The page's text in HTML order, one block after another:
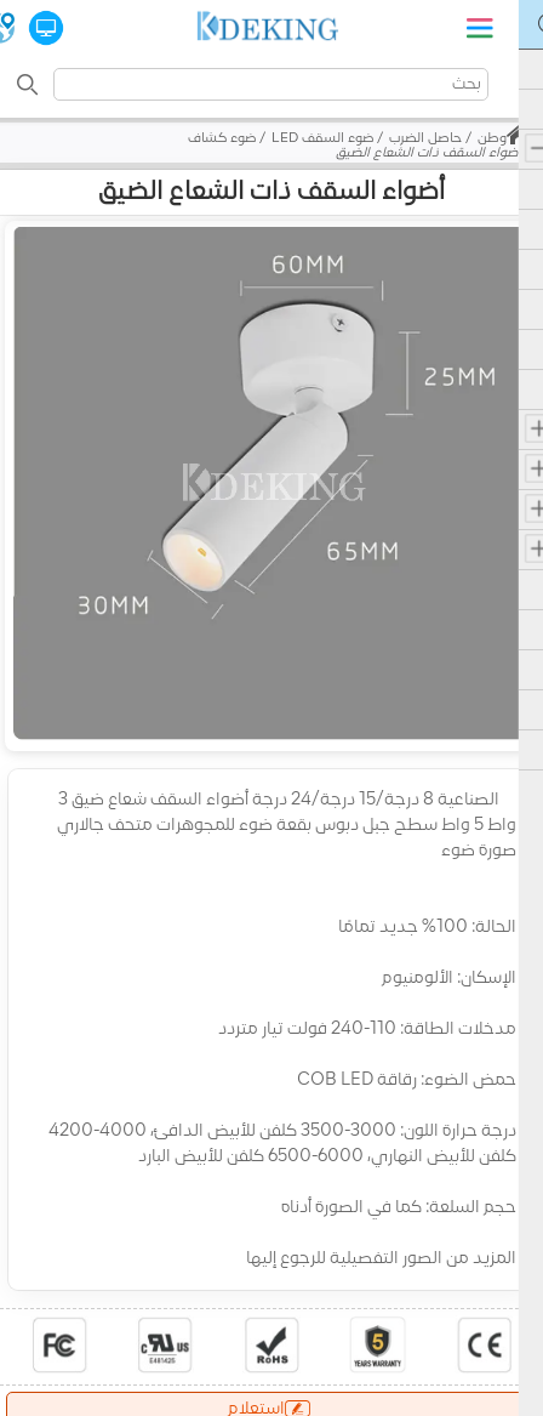
وطن حاصل الضرب ضوء السقف LED
ضوء كشاف
أضواء السقف ذات الشعاع الضيق
أضواء السقف ذات الشعاع الضيق
الصناعية 8 درجة/15 درجة/24 درجة أضواء السقف شعاع ضيق 3
واط 5 واط سطح جبل دبوس بقعة ضوء للمجوهرات متحف جالاري
صورة ضوء
الحالة: 100% جديد تمامًا
الإسكان: الألومنيوم
مدخلات الطاقة: 110-240 فولت تيار متردد
حمض الضوء: رقاقة COB LED
درجة حرارة اللون: 3000-3500 كلفن للأبيض الدافئ، 4000-4200
كلفن للأبيض النهاري، 6000-6500 كلفن للأبيض البارد
حجم السلعة: كما في الصورة أدناه
المزيد من الصور التفصيلية للرجوع إليها
استعلام